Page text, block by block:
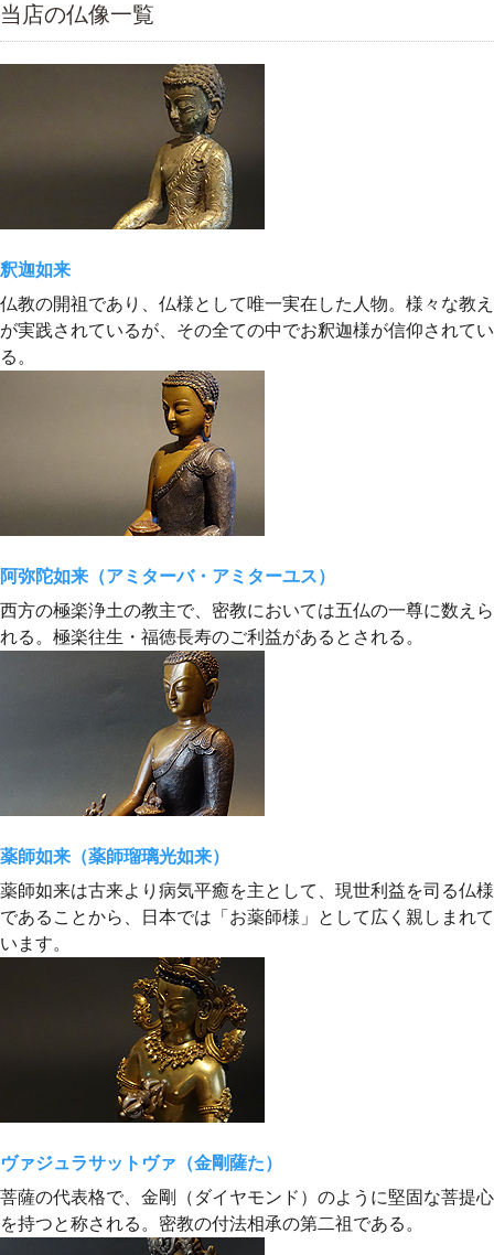
当店の仏像一覧
釈迦如来
仏教の開祖であり、仏様として唯一実在した人物。様々な教え
が実践されているが、その全ての中でお釈迦様が信仰されてい
る。
阿弥陀如来（アミターバ・アミターユス）
西方の極楽浄土の教主で、密教においては五仏の一尊に数えら
れる。極楽往生・福徳長寿のご利益があるとされる。
薬師如来（薬師瑠璃光如来）
薬師如来は古来より病気平癒を主として、現世利益を司る仏様
であることから、日本では「お薬師様」として広く親しまれて
います。
ヴァジュラサットヴァ（金剛薩た）
菩薩の代表格で、金剛（ダイヤモンド）のように堅固な菩提心
を持つと称される。密教の付法相承の第二祖である。